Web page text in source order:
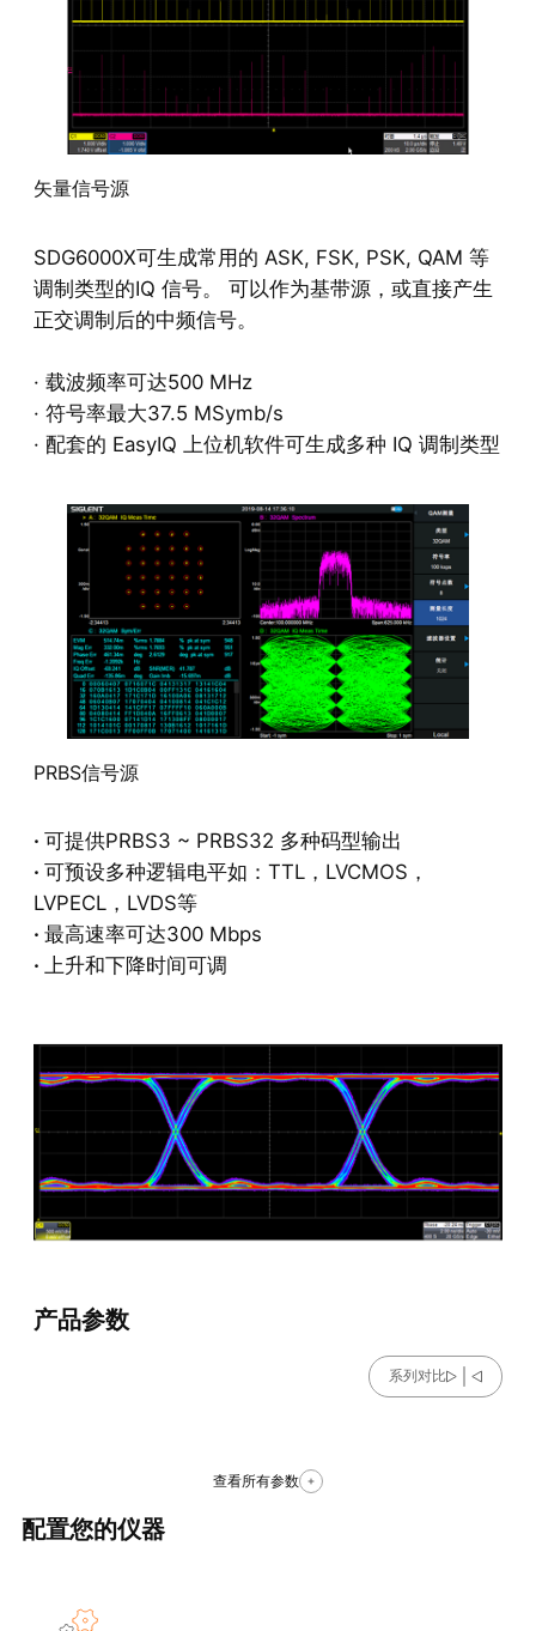
矢量信号源
SDG6000X可生成常用的 ASK, FSK, PSK, QAM 等
调制类型的IQ 信号。 可以作为基带源，或直接产生
正交调制后的中频信号。
· 载波频率可达500 MHz
· 符号率最大37.5 MSymb/s
· 配套的 EasyIQ 上位机软件可生成多种 IQ 调制类型
PRBS信号源
· 可提供PRBS3 ~ PRBS32 多种码型输出
· 可预设多种逻辑电平如：TTL，LVCMOS，
LVPECL，LVDS等
· 最高速率可达300 Mbps
· 上升和下降时间可调
产品参数
系列对比
查看所有参数
配置您的仪器